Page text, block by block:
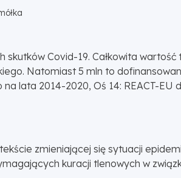
Covid-19. Całkowita wartość
Natomiast 5 mln to
lata 2014-2020, Oś 14: REACT-EU
zmieniającej się sytuacji
kuracji tlenowych w